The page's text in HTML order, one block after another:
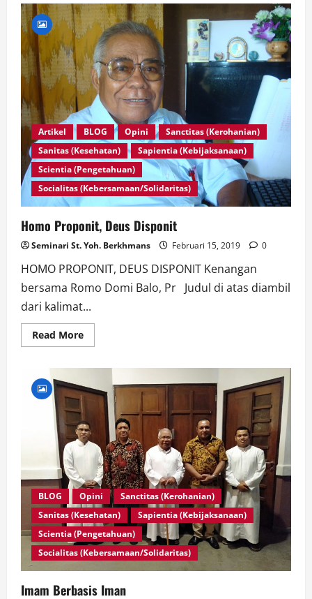
Domi
dan
Kesunyian
Artikel BLOG Opini
Sanctitas (Kerohanian)
Sanitas (Kesehatan)
Sapientia (Kebijaksanaan)
Scientia (Pengetahuan)
Socialitas (Kebersamaan/Solidaritas)
Homo Proponit, Deus Disponit
Seminari St. Yoh. Berkhmans Februari 15, 2019 0
HOMO PROPONIT, DEUS DISPONIT Kenangan
bersama Romo Domi Balo, Pr Judul di atas diambil
dari kalimat...
Read MoreRead
more
Disponit
BLOG Opini
Sanctitas (Kerohanian)
Sanitas (Kesehatan)
Sapientia (Kebijaksanaan)
Scientia (Pengetahuan)
Socialitas (Kebersamaan/Solidaritas)
Imam Berbasis Iman